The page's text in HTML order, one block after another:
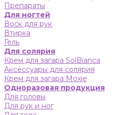
Препараты
Для ногтей
Воск для рук
Втирка
Гель
Для солярия
Крем для загара SolBianca
Аксессуары для солярия
Крем для загара Moxie
Одноразовая продукция
Для головы
Для рук и ног